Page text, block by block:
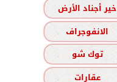
خير أجناد الأرض
الانفوجراف
توك شو
عقارات